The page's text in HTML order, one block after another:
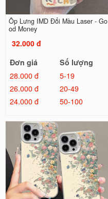
Ốp Lưng IMD Đổi Màu Laser - Go
od Money
32.000 đ
Đơn giá
Số lượng
28.000 đ
5-19
26.000 đ
20-49
24.000 đ
50-100